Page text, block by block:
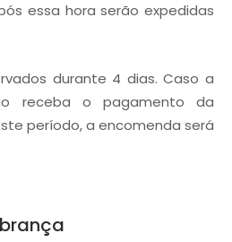
essa hora serão expedidas
durante 4 dias. Caso a
receba o pagamento da
período, a encomenda será